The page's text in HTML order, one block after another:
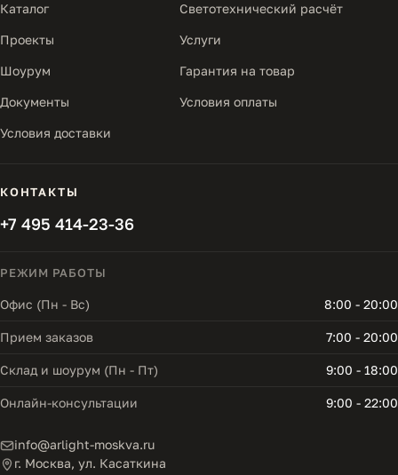
Каталог Светотехнический расчёт
Проекты Услуги
Шоурум Гарантия на товар
Документы Условия оплаты
Условия доставки
КОНТАКТЫ
+7 495 414-23-36
РЕЖИМ РАБОТЫ
Офис (Пн - Вс) 8:00 - 20:00
Прием заказов 7:00 - 20:00
Склад и шоурум (Пн - Пт) 9:00 - 18:00
Онлайн-консультации 9:00 - 22:00
info@arlight-moskva.ru
г. Москва, ул. Касаткина